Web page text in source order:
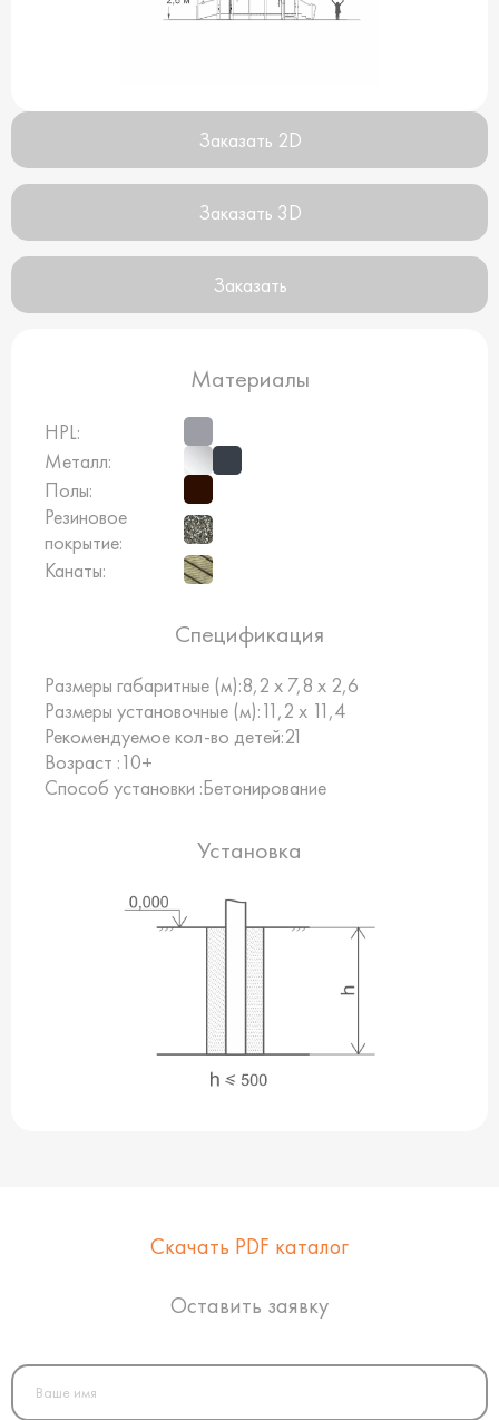
Заказать 2D
Заказать 3D
Заказать
Материалы
HPL:
Металл:
Полы:
Резиновое
покрытие:
Канаты:
Спецификация
Размеры габаритные (м):8,2 х 7,8 х 2,6
Размеры установочные (м):11,2 х 11,4
Рекомендуемое кол-во детей:21
Возраст :10+
Способ установки :Бетонирование
Установка
Скачать PDF каталог
Оставить заявку